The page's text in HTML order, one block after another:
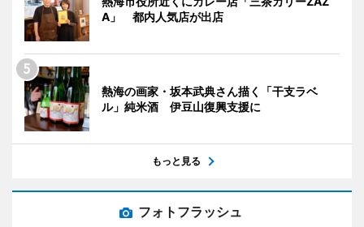
A」 都内人気店が出店
熱海の画家・坂本武典さん描く「干支ラベ
ル」純米酒 伊豆山復興支援に
もっと見る
フォトフラッシュ